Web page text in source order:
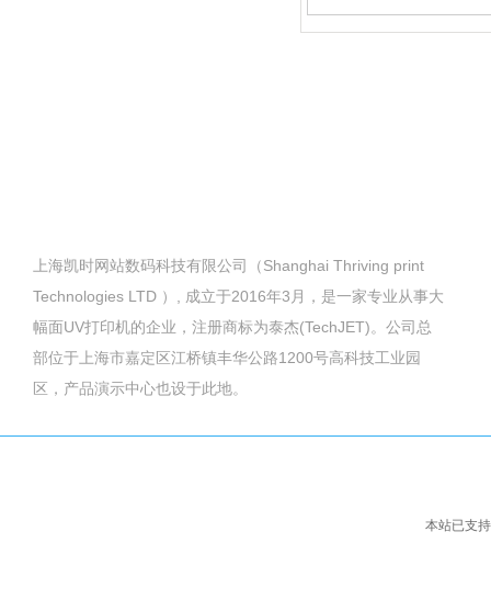
上海凯时网站数码科技有限公司（Shanghai Thriving print
Technologies LTD ）, 成立于2016年3月，是一家专业从事大
幅面UV打印机的企业，注册商标为泰杰(TechJET)。公司总
部位于上海市嘉定区江桥镇丰华公路1200号高科技工业园
区，产品演示中心也设于此地。
本站已支